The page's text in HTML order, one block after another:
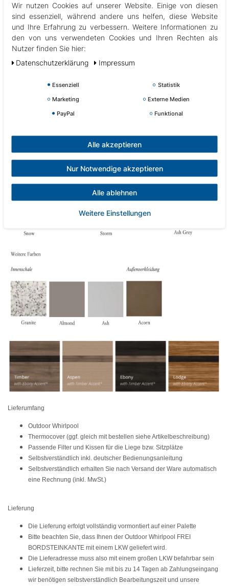
Displayupgrade von Knöpfen auf Touchscreen (Gecko
K800 auf Gecko K1000)
Lieferumfang
Outdoor Whirlpool
Thermocover (ggf. gleich mit bestellen siehe Artikelbeschreibung)
Passende Filter und Kissen für die Liege bzw. Sitzplätze
Selbstverständlich inkl. deutscher Bedienungsanleitung
Selbstverständlich erhalten Sie nach Versand der Ware automatisch
eine Rechnung (inkl. MwSt.)
Lieferung
Die Lieferung erfolgt vollständig vormontiert auf einer Palette
Bitte beachten Sie, dass Ihnen der Outdoor Whirlpool FREI
BORDSTEINKANTE mit einem LKW geliefert wird.
Die Lieferadresse muss also mit einem großen LKW befahrbar sein
Lieferzeit, bitte rechnen Sie mit bis zu 14 Tagen ab Zahlungseingang
wir benötigen selbstverständlich Bearbeitungszeit und unsere
Wir nutzen Cookies auf unserer Website. Einige von diesen
sind essenziell, während andere uns helfen, diese Website
und Ihre Erfahrung zu verbessern. Weitere Informationen zu
den von uns verwendeten Cookies und Ihren Rechten als
Nutzer finden Sie hier:
Daten­schutz­erklärung
Impressum
Essenziell
Statistik
Marketing
Externe Medien
PayPal
Funktional
Alle akzeptieren
Nur Notwendige akzeptieren
Alle ablehnen
Weitere Einstellungen